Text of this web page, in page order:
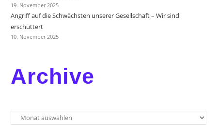
19. November 2025
Angriff auf die Schwächsten unserer Gesellschaft – Wir sind
erschüttert
10. November 2025
Archive